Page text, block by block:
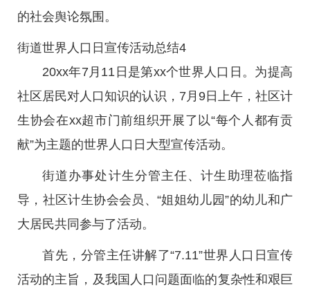
的社会舆论氛围。
街道世界人口日宣传活动总结4
20xx年7月11日是第xx个世界人口日。为提高
社区居民对人口知识的认识，7月9日上午，社区计
生协会在xx超市门前组织开展了以“每个人都有贡
献”为主题的世界人口日大型宣传活动。
街道办事处计生分管主任、计生助理莅临指
导，社区计生协会会员、“姐姐幼儿园”的幼儿和广
大居民共同参与了活动。
首先，分管主任讲解了“7.11”世界人口日宣传
活动的主旨，及我国人口问题面临的复杂性和艰巨